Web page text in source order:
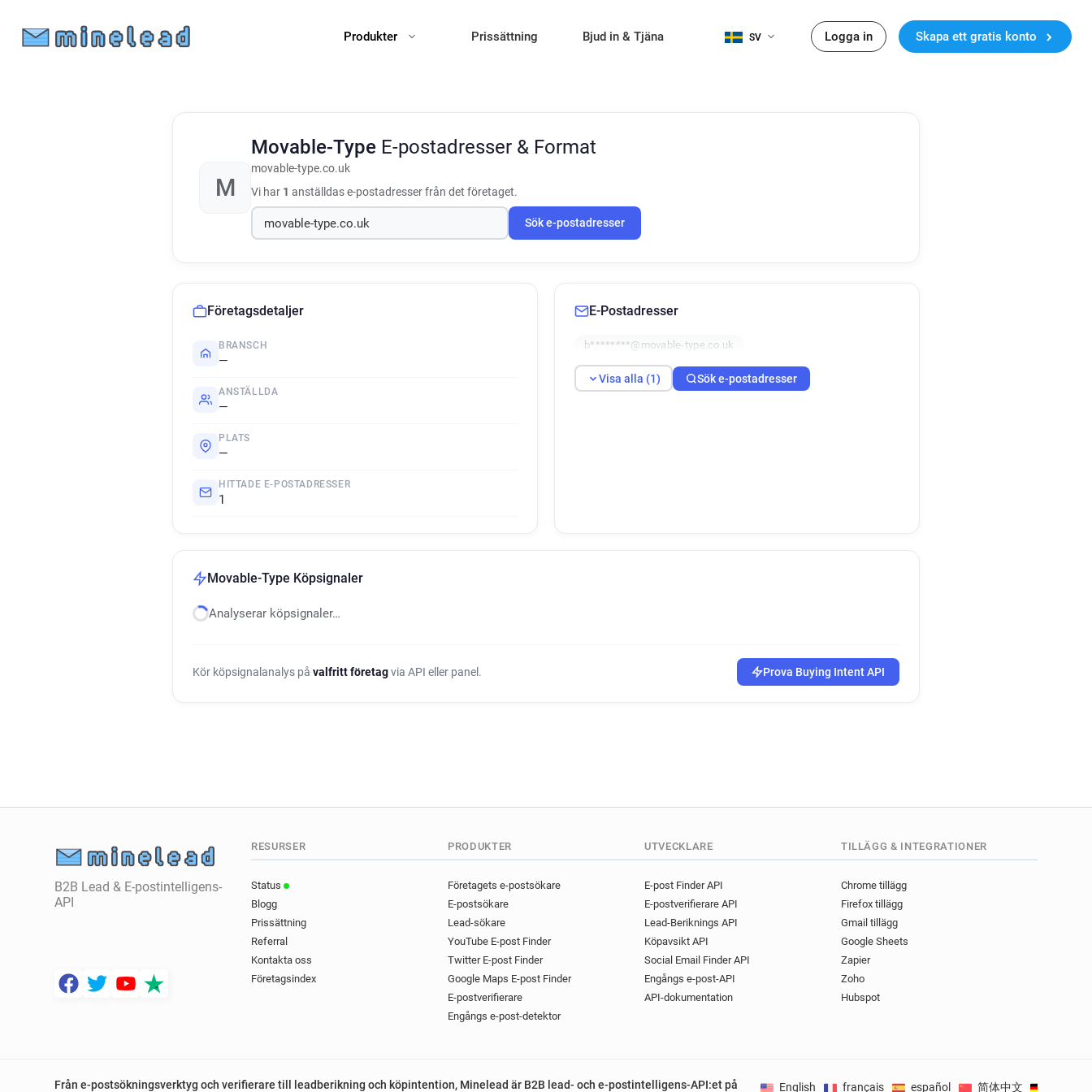
Produkter Prissättning Bjud in & Tjäna SV Logga in Skapa ett gratis konto
M
Movable-Type E-postadresser & Format
movable-type.co.uk
Vi har 1 anställdas e-postadresser från det företaget.
Sök e-postadresser
Företagsdetaljer
BRANSCH
—
ANSTÄLLDA
—
PLATS
—
HITTADE E-POSTADRESSER
1
E-Postadresser
b********@movable-type.co.uk
Visa alla (1) Sök e-postadresser
Movable-Type Köpsignaler
Analyserar köpsignaler…
Kör köpsignalanalys på valfritt företagvia API eller panel. Prova Buying Intent API
B2B Lead & E-postintelligens-
API
RESURSER
Status
Blogg
Prissättning
Referral
Kontakta oss
Företagsindex
PRODUKTER
Företagets e-postsökare
E-postsökare
Lead-sökare
YouTube E-post Finder
Twitter E-post Finder
Google Maps E-post Finder
E-postverifierare
Engångs e-post-detektor
UTVECKLARE
E-post Finder API
E-postverifierare API
Lead-Beriknings API
Köpavsikt API
Social Email Finder API
Engångs e-post-API
API-dokumentation
TILLÄGG & INTEGRATIONER
Chrome tillägg
Firefox tillägg
Gmail tillägg
Google Sheets
Zapier
Zoho
Hubspot
Från e-postsökningsverktyg och verifierare till leadberikning och köpintention, Minelead är B2B lead- och e-postintelligens-API:et på
English français español 简体中文